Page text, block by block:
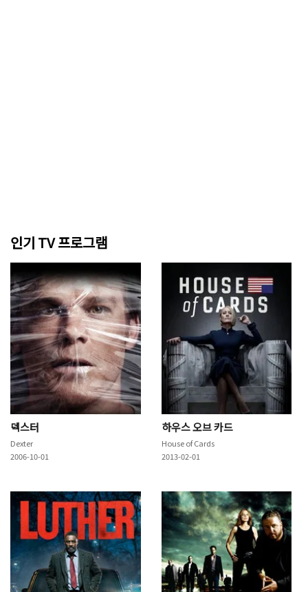
인기 TV 프로그램
덱스터
Dexter
2006-10-01
하우스 오브 카드
House of Cards
2013-02-01